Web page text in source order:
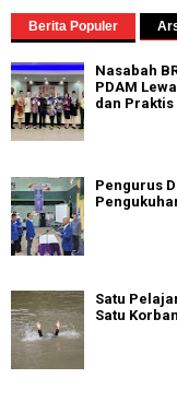
Berita Populer
Nasabah
PDAM
dan Praktis
Pengurus
Satu
Satu